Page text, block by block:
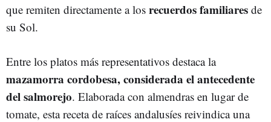
que remiten directamente a los recuerdos familiares de
su Sol.
Entre los platos más representativos destaca la
mazamorra cordobesa, considerada el antecedente
del salmorejo. Elaborada con almendras en lugar de
tomate, esta receta de raíces andalusíes reivindica una